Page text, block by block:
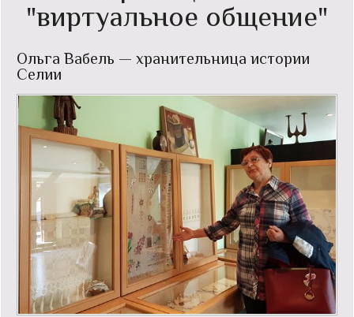
Кинообзор
Книгообзор
Лаконизмы
Логика
Поговорим?!
Риторика
Слово гостям
Философские размышления
Этот огромный мир!
"виртуальное общение"
Ольга Вабель — хранительница истории
Селии